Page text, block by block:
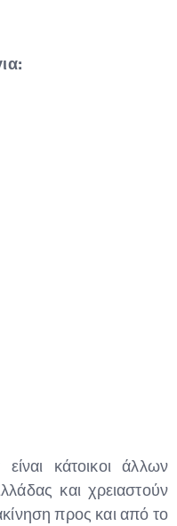
κάτοικοι άλλων
και χρειαστούν
προς και από το